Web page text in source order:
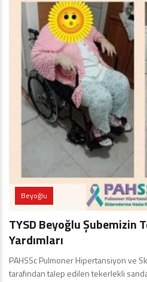
Beyoğlu
TYSD Beyoğlu Şubemizin
Yardımları
PAHSSc Pulmoner Hipertansiyon ve
tarafından talep edilen tekerlekli